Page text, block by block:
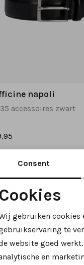
napoli
accessoires zwart
Noodzakelijke
Analytische cookies
Consent
Cookies
gebruiken cookies
te
website goed
en